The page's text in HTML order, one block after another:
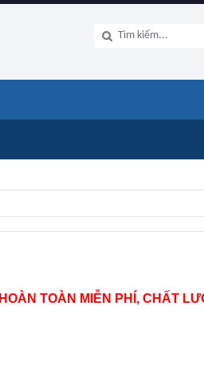
HOÀN TOÀN MIỄN PHÍ, CHẤT